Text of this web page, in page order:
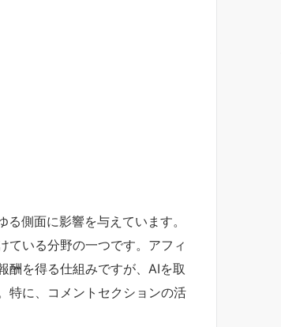
側面に影響を与えています。
ている分野の一つです。アフィ
酬を得る仕組みですが、AIを取
特に、コメントセクションの活